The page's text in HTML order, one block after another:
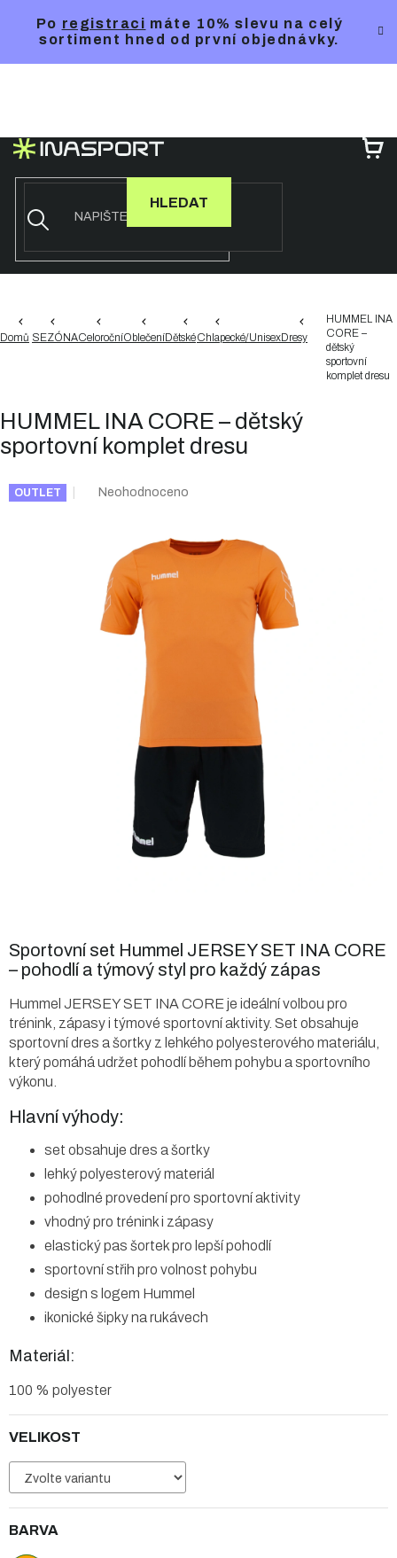
Po registraci máte 10% slevu na celý
sortiment hned od první objednávky.
HLEDAT
Domů SEZÓNACeloročníOblečeníDětskéChlapecké/UnisexDresy
HUMMEL INA
CORE –
dětský
sportovní
komplet dresu
HUMMEL INA CORE – dětský
sportovní komplet dresu
OUTLET
Průměrné
hvězdiček.
Neohodnoceno
VELIKOST
BARVA
Sportovní set Hummel JERSEY SET INA CORE
– pohodlí a týmový styl pro každý zápas
Hummel JERSEY SET INA CORE je ideální volbou pro
trénink, zápasy i týmové sportovní aktivity. Set obsahuje
sportovní dres a šortky z lehkého polyesterového materiálu,
který pomáhá udržet pohodlí během pohybu a sportovního
výkonu.
Hlavní výhody:
set obsahuje dres a šortky
lehký polyesterový materiál
pohodlné provedení pro sportovní aktivity
vhodný pro trénink i zápasy
elastický pas šortek pro lepší pohodlí
sportovní střih pro volnost pohybu
design s logem Hummel
ikonické šipky na rukávech
Materiál:
100 % polyester